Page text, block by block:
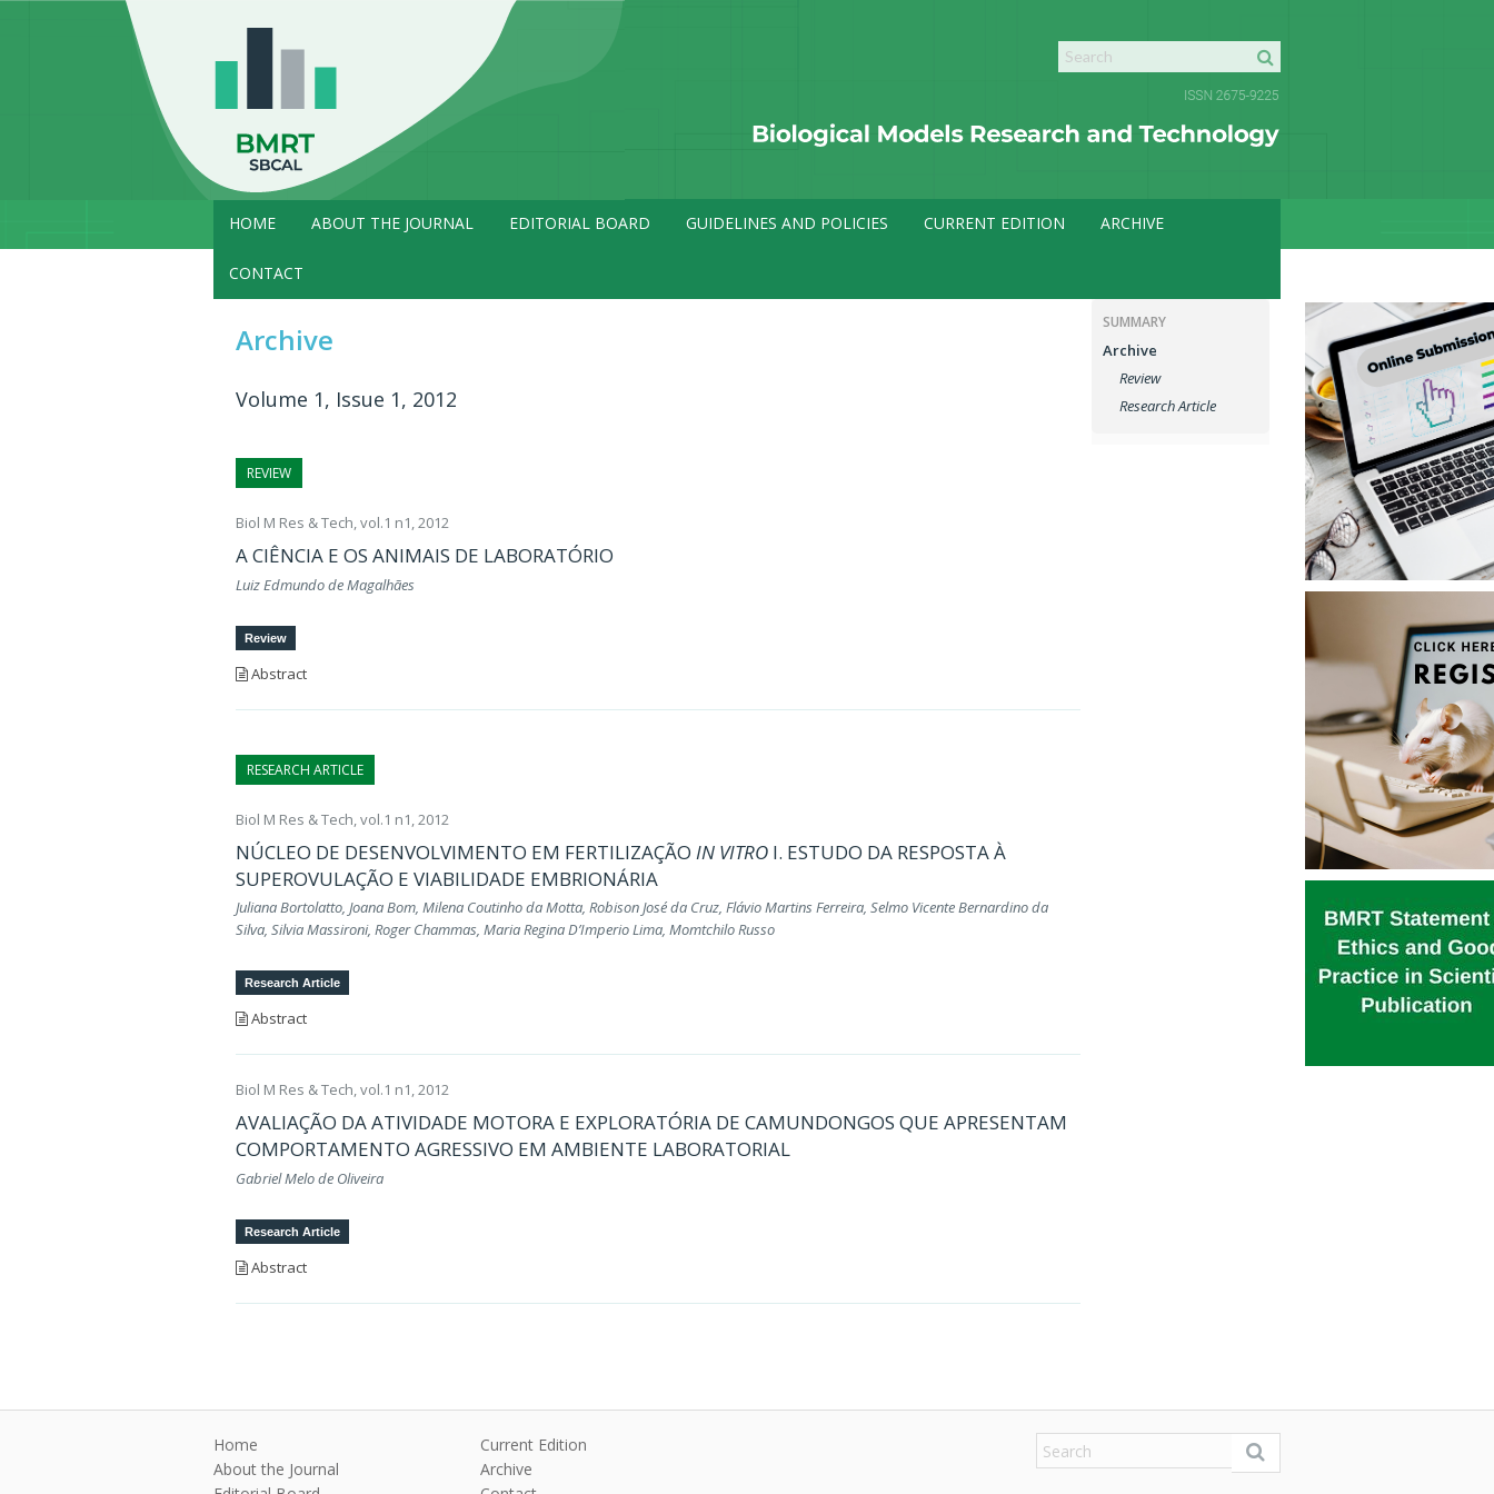
HOME ABOUT THE JOURNAL EDITORIAL BOARD GUIDELINES AND POLICIES CURRENT EDITION ARCHIVE
CONTACT
Archive
Volume 1, Issue 1, 2012
REVIEW
Biol M Res & Tech, vol.1 n1, 2012
A CIÊNCIA E OS ANIMAIS DE LABORATÓRIO
Luiz Edmundo de Magalhães
Review
Abstract
RESEARCH ARTICLE
Biol M Res & Tech, vol.1 n1, 2012
NÚCLEO DE DESENVOLVIMENTO EM FERTILIZAÇÃO IN VITRO I. ESTUDO DA RESPOSTA À
SUPEROVULAÇÃO E VIABILIDADE EMBRIONÁRIA
Juliana Bortolatto, Joana Bom, Milena Coutinho da Motta, Robison José da Cruz, Flávio Martins Ferreira, Selmo Vicente Bernardino da
Silva, Silvia Massironi, Roger Chammas, Maria Regina D’Imperio Lima, Momtchilo Russo
Research Article
Abstract
Biol M Res & Tech, vol.1 n1, 2012
AVALIAÇÃO DA ATIVIDADE MOTORA E EXPLORATÓRIA DE CAMUNDONGOS QUE APRESENTAM
COMPORTAMENTO AGRESSIVO EM AMBIENTE LABORATORIAL
Gabriel Melo de Oliveira
Research Article
Abstract
SUMMARY
Archive
Review
Research Article
Home
About the Journal
Current Edition
Archive